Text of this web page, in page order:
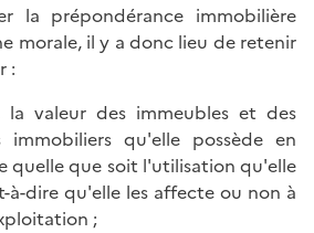
la prépondérance immobilière
morale, il y a donc lieu de retenir
:
valeur des immeubles et des
immobiliers qu'elle possède en
quelle que soit l'utilisation qu'elle
à-dire qu'elle les affecte ou non à
;